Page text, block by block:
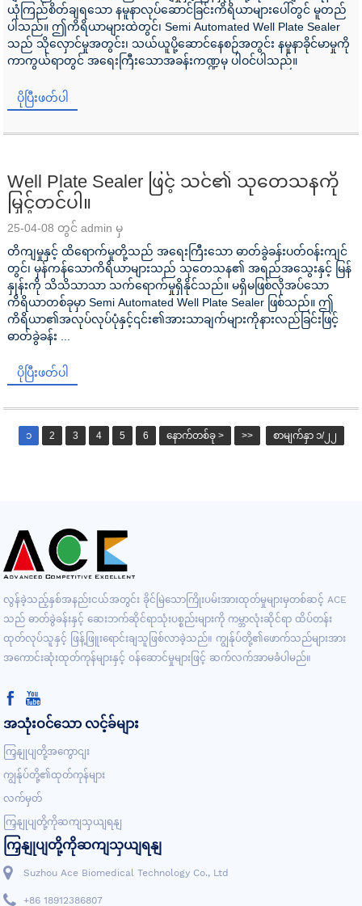
ယုံကြည်စိတ်ချရသော နမူနာလုပ်ဆောင်ခြင်းကိရိယာများပေါ်တွင် မူတည်
ပါသည်။ ဤကိရိယာများထဲတွင်၊ Semi Automated Well Plate Sealer
သည် သိုလှောင်မှုအတွင်း၊ သယ်ယူပို့ဆောင်နေစဉ်အတွင်း နမူနာခိုင်မာမှုကို
ကာကွယ်ရာတွင် အရေးကြီးသောအခန်းကဏ္ဍမှ ပါဝင်ပါသည်။
ပိုပြီးဖတ်ပါ
Well Plate Sealer ဖြင့် သင်၏ သုတေသနကို
မြှင့်တင်ပါ။
25-04-08 တွင် admin မှ
တိကျမှုနှင့် ထိရောက်မှုတို့သည် အရေးကြီးသော ဓာတ်ခွဲခန်းပတ်ဝန်းကျင်
တွင်၊ မှန်ကန်သောကိရိယာများသည် သုတေသန၏ အရည်အသွေးနှင့် မြန်
နှုန်းကို သိသိသာသာ သက်ရောက်မှုရှိနိုင်သည်။ မရှိမဖြစ်လိုအပ်သော
ကိရိယာတစ်ခုမှာ Semi Automated Well Plate Sealer ဖြစ်သည်။ ဤ
ကိရိယာ၏အလုပ်လုပ်ပုံနှင့်၎င်း၏အားသာချက်များကိုနားလည်ခြင်းဖြင့်
ဓာတ်ခွဲခန်း ...
ပိုပြီးဖတ်ပါ
၁ 2 3 4 5 6 နောက်တစ်ခု > >> စာမျက်နှာ ၁/၂၂
လွန်ခဲ့သည့်နှစ်အနည်းငယ်အတွင်း ခိုင်မြဲသောကြိုးပမ်းအားထုတ်မှုများမှတစ်ဆင့် ACE
သည် ဓာတ်ခွဲခန်းနှင့် ဆေးဘက်ဆိုင်ရာသုံးပစ္စည်းများကို ကမ္ဘာလုံးဆိုင်ရာ ထိပ်တန်း
ထုတ်လုပ်သူနှင့် ဖြန့်ဖြူးရောင်းချသူဖြစ်လာခဲ့သည်။ ကျွန်ုပ်တို့၏ဖောက်သည်များအား
အကောင်းဆုံးထုတ်ကုန်များနှင့် ဝန်ဆောင်မှုများဖြင့် ဆက်လက်အာမခံပါမည်။
အသုံးဝင်သော လင့်ခ်များ
ကြှနျုပျတို့အကွောငျး
ကျွန်ုပ်တို့၏ထုတ်ကုန်များ
လက်မှတ်
ကြှနျုပျတို့ကိုဆကျသှယျရနျ
ကြှနျုပျတို့ကိုဆကျသှယျရနျ
Suzhou Ace Biomedical Technology Co., Ltd
+86 18912386807